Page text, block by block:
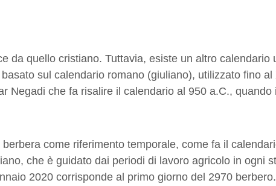
da quello cristiano. Tuttavia, esiste un altro calendario
sul calendario romano (giuliano), utilizzato fino
Negadi che fa risalire il calendario al 950 a.C.,
come riferimento temporale, come fa il
che è guidato dai periodi di lavoro agricolo in ogni
2020 corrisponde al primo giorno del 2970 berbero.